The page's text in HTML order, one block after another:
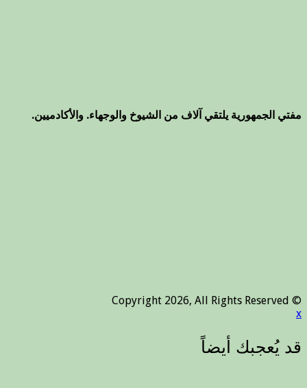
مفتي الجمهورية يلتقي آلاف من الشيوخ والوجهاء. والأكادميين.
© Copyright 2026, All Rights Reserved
x